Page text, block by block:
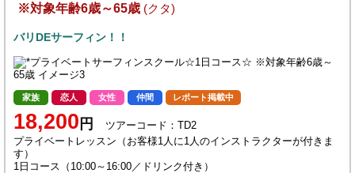
※対象年齢6歳～65歳 (クタ)
バリDEサーフィン！！
家族 恋人 女性 仲間 レポート掲載中
18,200 円
ツアーコード：TD2
プライベートレッスン（お客様1人に1人のインストラクターが付きま
す）
1日コース（10:00～16:00／ドリンク付き）